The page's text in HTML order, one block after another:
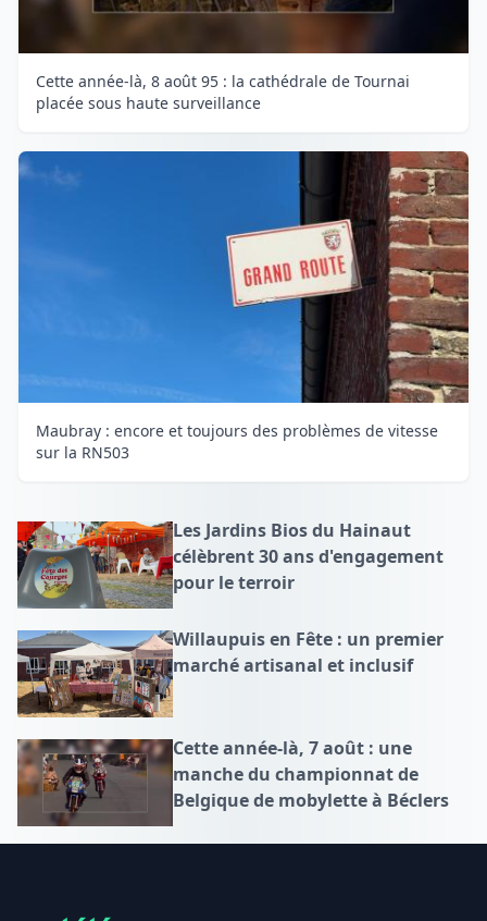
Cette année-là, 8 août 95 : la cathédrale de Tournai
placée sous haute surveillance
Maubray : encore et toujours des problèmes de vitesse
sur la RN503
Les Jardins Bios du Hainaut
célèbrent 30 ans d'engagement
pour le terroir
Willaupuis en Fête : un premier
marché artisanal et inclusif
Cette année-là, 7 août : une
manche du championnat de
Belgique de mobylette à Béclers